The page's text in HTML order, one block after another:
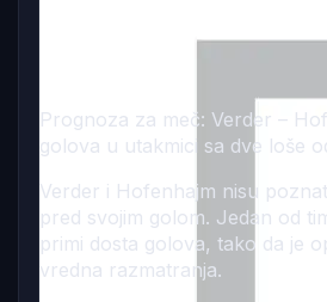
Prognoza za meč: Verder –
golova u utakmici sa dve loše
Verder i Hofenhajm nisu
pred svojim golom. Jedan od
primi dosta golova, tako da je
vredna razmatranja.